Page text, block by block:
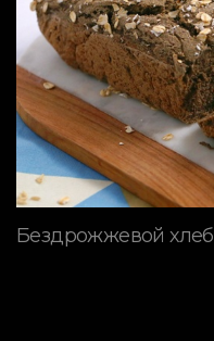
Бездрожжевой хлеб